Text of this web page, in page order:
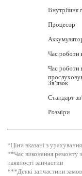
Внутрішня
Процесор
Час роботи
Час роботи
Зв’язок
Стандарт
Розміри
*Ціни вказані з
**Час виконання ремонту
наявності запчастин
***Деякі запчастини